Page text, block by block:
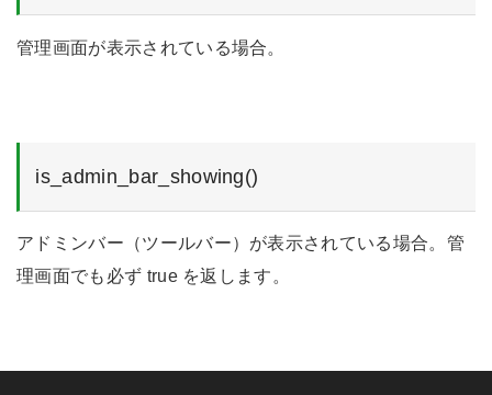
管理画面が表示されている場合。
is_admin_bar_showing()
アドミンバー（ツールバー）が表示されている場合。管
理画面でも必ず true を返します。